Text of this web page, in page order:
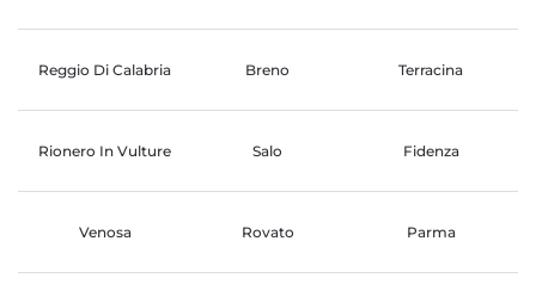
Reggio Di Calabria Breno Terracina
Rionero In Vulture Salo Fidenza
Venosa Rovato Parma